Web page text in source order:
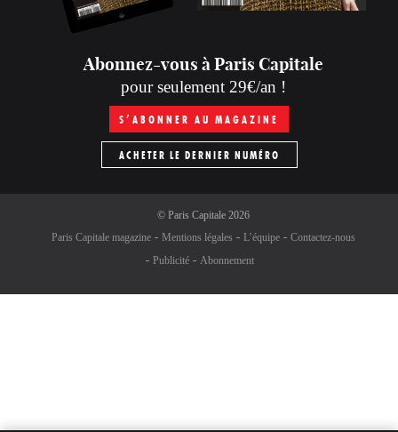
Abonnez-vous à Paris Capitale
pour seulement 29€/an !
S’ABONNER AU MAGAZINE
ACHETER LE DERNIER NUMÉRO
© Paris Capitale2026
Paris Capitale magazine
Mentions légales L’équipe
Contactez-nous
Publicité
Abonnement